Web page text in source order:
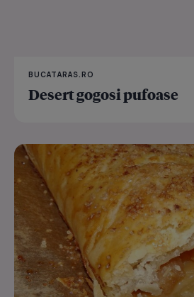
BUCATARAS.RO
Desert gogosi pufoase